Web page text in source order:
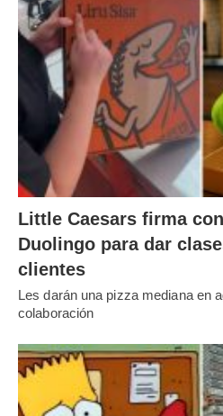
Little Caesars firma
Duolingo para dar
clientes
Les darán una pizza mediana en
colaboración